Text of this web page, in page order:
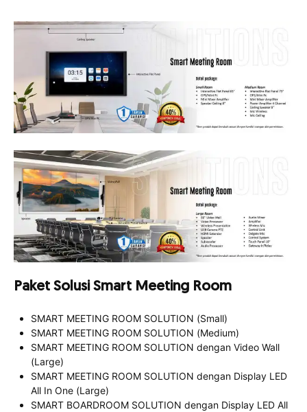
Paket Solusi Smart Meeting Room
SMART MEETING ROOM SOLUTION (Small)
SMART MEETING ROOM SOLUTION (Medium)
SMART MEETING ROOM SOLUTION dengan Video Wall
(Large)
SMART MEETING ROOM SOLUTION dengan Display LED
All In One (Large)
SMART BOARDROOM SOLUTION dengan Display LED All